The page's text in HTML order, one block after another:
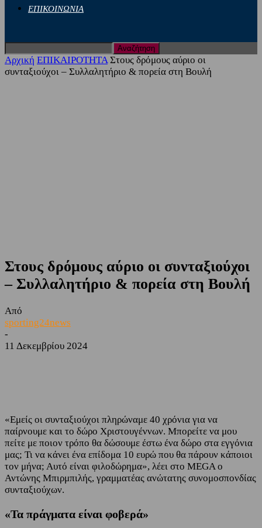
ΕΠΙΚΟΙΝΩΝΙΑ
Αρχική ΕΠΙΚΑΙΡΟΤΗΤΑ Στους δρόμους αύριο οι
συνταξιούχοι – Συλλαλητήριο & πορεία στη Βουλή
Στους δρόμους αύριο οι συνταξιούχοι
– Συλλαλητήριο & πορεία στη Βουλή
Από
sporting24news
-
11 Δεκεμβρίου 2024
«Εμείς οι συνταξιούχοι πληρώναμε 40 χρόνια για να
παίρνουμε και το δώρο Χριστουγέννων. Μπορείτε να μου
πείτε με ποιον τρόπο θα δώσουμε έστω ένα δώρο στα εγγόνια
μας; Τι να κάνει ένα επίδομα 10 ευρώ που θα πάρουν κάποιοι
τον μήνα; Αυτό είναι φιλοδώρημα», λέει στο MEGA ο
Αντώνης Μπιρμπιλής, γραμματέας ανώτατης συνομοσπονδίας
συνταξιούχων.
«Τα πράγματα είναι φοβερά»